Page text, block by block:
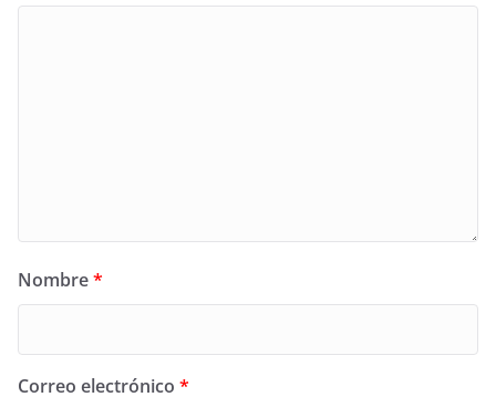
Nombre*
Correo electrónico *